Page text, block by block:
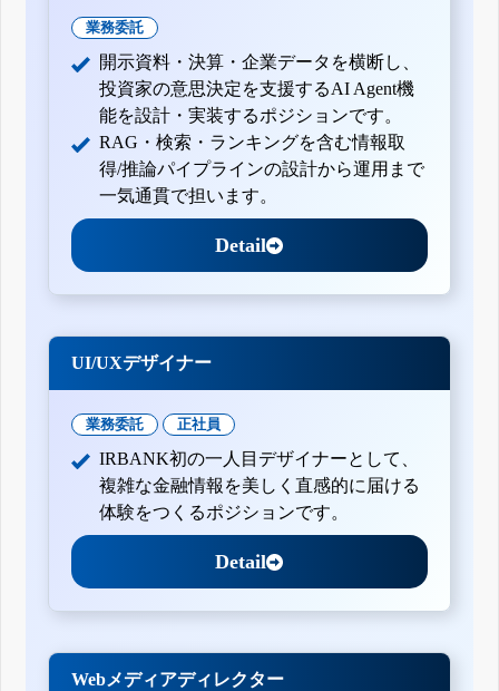
業務委託
開示資料・決算・企業データを横断し、
投資家の意思決定を支援するAI Agent機
能を設計・実装するポジションです。
RAG・検索・ランキングを含む情報取
得/推論パイプラインの設計から運用まで
一気通貫で担います。
Detail
UI/UXデザイナー
業務委託 正社員
IRBANK初の一人目デザイナーとして、
複雑な金融情報を美しく直感的に届ける
体験をつくるポジションです。
Detail
Webメディアディレクター